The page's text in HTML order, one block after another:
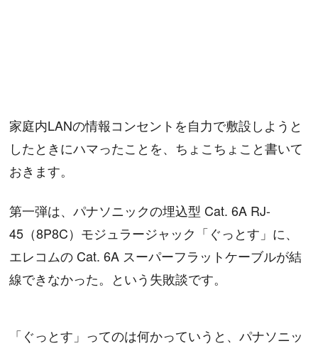
家庭内LANの情報コンセントを自力で敷設しようと
したときにハマったことを、ちょこちょこと書いて
おきます。
第一弾は、パナソニックの埋込型 Cat. 6A RJ-
45（8P8C）モジュラージャック「ぐっとす」に、
エレコムの Cat. 6A スーパーフラットケーブルが結
線できなかった。という失敗談です。
「ぐっとす」ってのは何かっていうと、パナソニッ